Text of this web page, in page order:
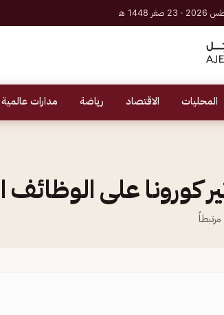
المحليات الاقتصاد رياضة مدارات عالمية
كورونا على الوظائف
مرتبطاً